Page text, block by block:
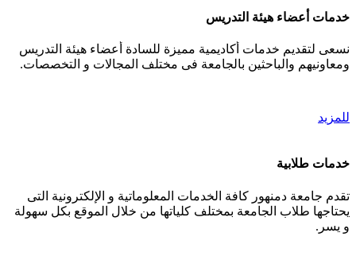
خدمات أعضاء هيئة التدريس
نسعى لتقديم خدمات أكاديمية مميزة للسادة أعضاء هيئة التدريس
ومعاونيهم والباحثين بالجامعة فى مختلف المجالات و التخصصات.
للمزيد
خدمات طلابية
تقدم جامعة دمنهور كافة الخدمات المعلوماتية و الإلكترونية التى
يحتاجها طلاب الجامعة بمختلف كلياتها من خلال الموقع بكل سهولة
و يسر.